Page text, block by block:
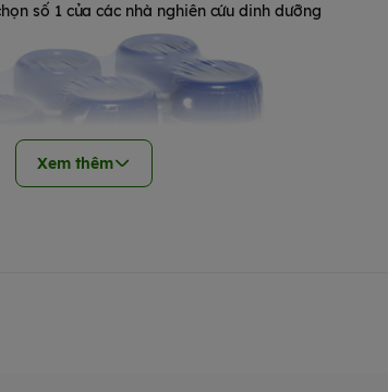
số 1 của các nhà nghiên cứu dinh dưỡng
Xem thêm